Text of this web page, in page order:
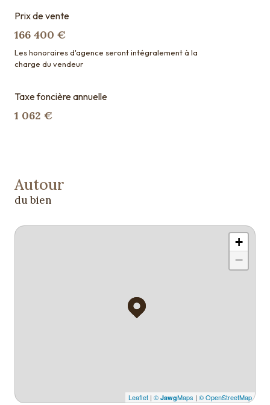
Prix de vente
166 400 €
Les honoraires d'agence seront intégralement à la
charge du vendeur
Taxe foncière annuelle
1 062 €
Autour
du bien
+
−
Leaflet | © JawgMaps | © OpenStreetMap